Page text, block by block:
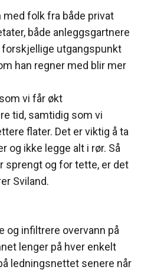
med folk fra både privat
både anleggsgartnere
utgangspunkt
han regner med blir mer
vi får økt
tid, samtidig som vi
flater. Det er viktig å ta
og ikke legge alt i rør. Så
sprengt og for tette, er det
Sviland.
og infiltrere overvann på
lenger på hver enkelt
ledningsnettet senere når